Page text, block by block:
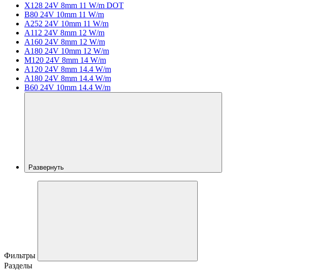
X128 24V 8mm 11 W/m DOT
B80 24V 10mm 11 W/m
A252 24V 10mm 11 W/m
A112 24V 8mm 12 W/m
A160 24V 8mm 12 W/m
A180 24V 10mm 12 W/m
M120 24V 8mm 14 W/m
A120 24V 8mm 14.4 W/m
A180 24V 8mm 14.4 W/m
B60 24V 10mm 14.4 W/m
Развернуть
Фильтры
Разделы